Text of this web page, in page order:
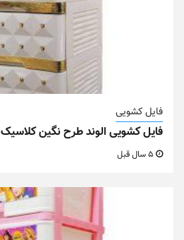
فایل کشویی
فایل کشویی الوند طرح نگین کلاسیک